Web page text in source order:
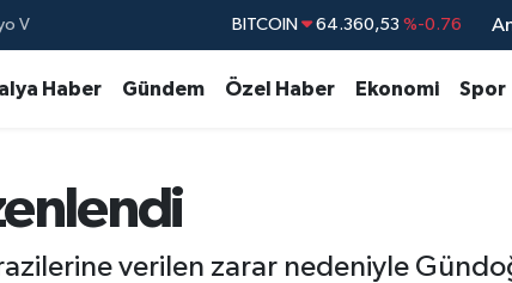
V
EURO 55,0265 %0.01
Haber Gündem Özel Haber Ekonomi Spor
verilen zarar nedeniyle